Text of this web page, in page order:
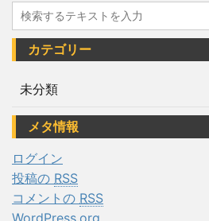
カテゴリー
未分類
メタ情報
ログイン
投稿の RSS
コメントの RSS
WordPress.org